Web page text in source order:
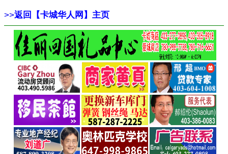
>>返回【卡城华人网】主页